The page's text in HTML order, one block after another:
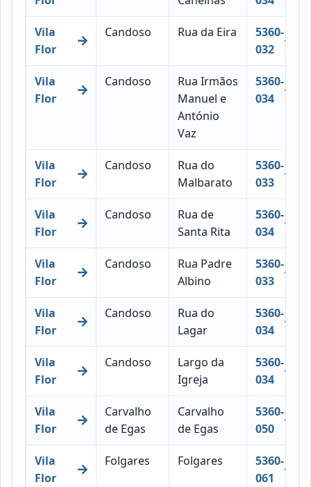
Vila
Flor
Candoso Rua da Eira
5360-
032
Vila
Flor
Candoso
Rua Irmãos
Manuel e
António
Vaz
5360-
034
Vila
Flor
Candoso
Rua do
Malbarato
5360-
033
Vila
Flor
Candoso
Rua de
Santa Rita
5360-
034
Vila
Flor
Candoso
Rua Padre
Albino
5360-
033
Vila
Flor
Candoso
Rua do
Lagar
5360-
034
Vila
Flor
Candoso
Largo da
Igreja
5360-
034
Vila
Flor
Carvalho
de Egas
Carvalho
de Egas
5360-
050
Vila
Flor
Folgares Folgares
5360-
061